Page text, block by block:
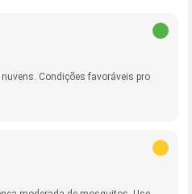
Condições favoráveis pro